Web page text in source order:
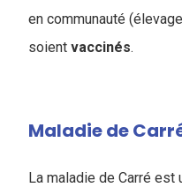
en communauté
soient vaccinés.
Maladie de
La maladie de Carré